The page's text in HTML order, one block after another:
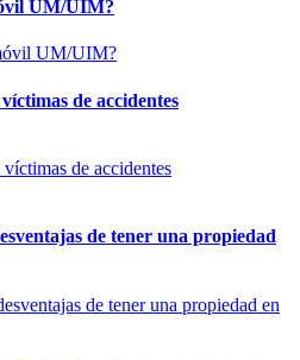
UM/UIM?
de accidentes
de tener una propiedad